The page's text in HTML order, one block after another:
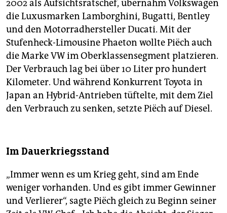
2002 als Aufsichtsratschef, übernahm Volkswagen
die Luxusmarken Lamborghini, Bugatti, Bentley
und den Motorradhersteller Ducati. Mit der
Stufenheck-Limousine Phaeton wollte Piëch auch
die Marke VW im Oberklassensegment platzieren.
Der Verbrauch lag bei über 10 Liter pro hundert
Kilometer. Und während Konkurrent Toyota in
Japan an Hybrid-Antrieben tüftelte, mit dem Ziel
den Verbrauch zu senken, setzte Piëch auf Diesel.
Im Dauerkriegsstand
„Immer wenn es um Krieg geht, sind am Ende
weniger vorhanden. Und es gibt immer Gewinner
und Verlierer“, sagte Piëch gleich zu Beginn seiner